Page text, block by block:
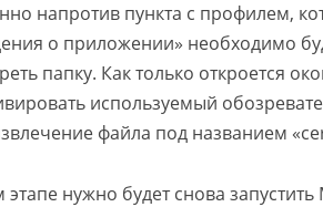
напротив пункта с профилем,
о приложении» необходимо
папку. Как только откроется
используемый
файла под названием
нужно будет снова